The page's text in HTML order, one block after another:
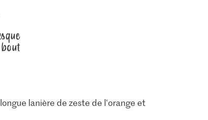
lanière de zeste de l'orange et